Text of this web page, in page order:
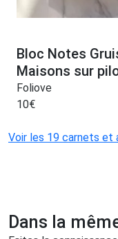
Bloc Notes
Maisons sur
Foliove
10€
Voir les 19 carnets et
Dans la